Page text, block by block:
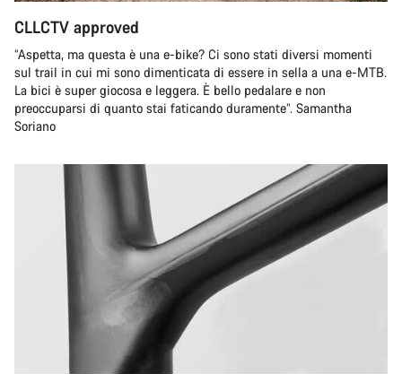
CLLCTV approved
“Aspetta, ma questa è una e-bike? Ci sono stati diversi momenti
sul trail in cui mi sono dimenticata di essere in sella a una e-MTB.
La bici è super giocosa e leggera. È bello pedalare e non
preoccuparsi di quanto stai faticando duramente”. Samantha
Soriano